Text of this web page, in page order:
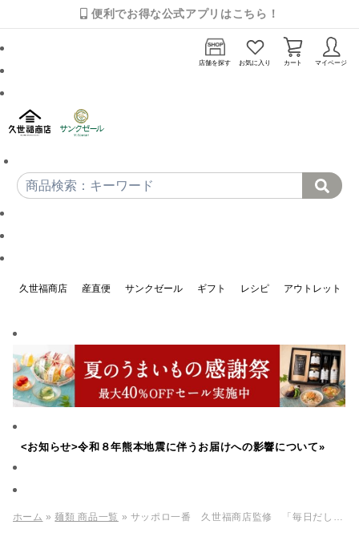
便利でお得な公式アプリはこちら！
店舗を探す お気に入り カート マイページ
久世福商店 産直便 サンクゼール ギフト レシピ アウトレット
<お知らせ>令和８年熊本地震に伴うお届けへの影響について»
ホーム »麺類 商品一覧 » サッポロ一番 久世福商店監修 「毎日だし」で仕上げた 和風醤油らーめん かつお節付